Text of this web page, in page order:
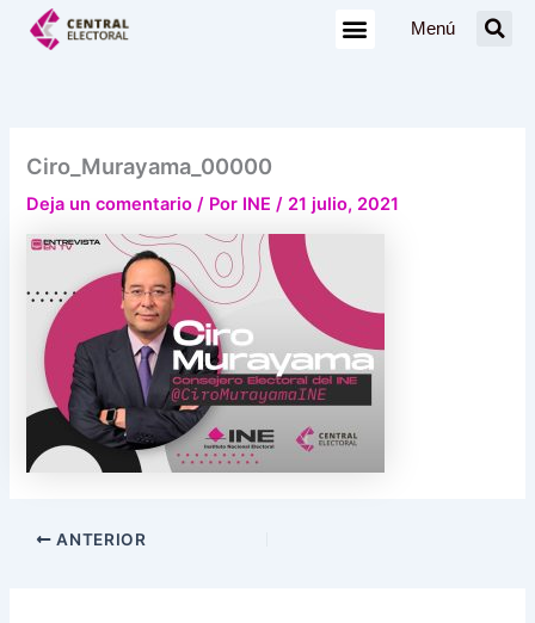
Menú
Ciro_Murayama_00000
Deja un comentario / Por INE/ 21 julio, 2021
ANTERIOR